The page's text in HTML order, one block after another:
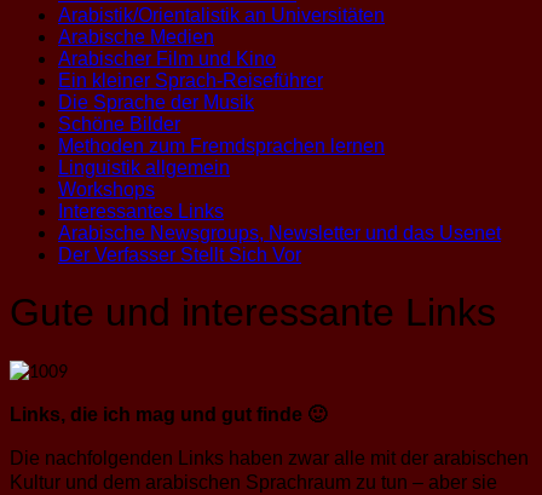
Arabistik/Orientalistik an Universitäten
Arabische Medien
Arabischer Film und Kino
Ein kleiner Sprach-Reiseführer
Die Sprache der Musik
Schöne Bilder
Methoden zum Fremdsprachen lernen
Linguistik allgemein
Workshops
Interessantes Links
Arabische Newsgroups, Newsletter und das Usenet
Der Verfasser Stellt Sich Vor
Gute und interessante Links
Links, die ich mag und gut finde 🙂
Die nachfolgenden Links haben zwar alle mit der arabischen
Kultur und dem arabischen Sprachraum zu tun – aber sie